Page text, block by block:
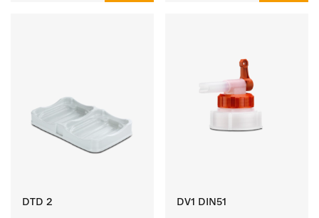
DTD 2 DV1 DIN51